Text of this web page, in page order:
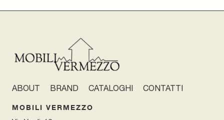
ABOUT BRAND CATALOGHI CONTATTI
MOBILI VERMEZZO